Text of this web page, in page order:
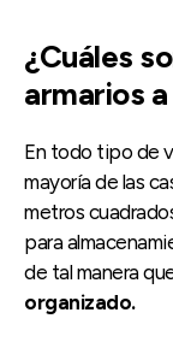
¿Cuáles
armarios
En todo tipo de
mayoría de las
metros
para
de tal manera
organizado.